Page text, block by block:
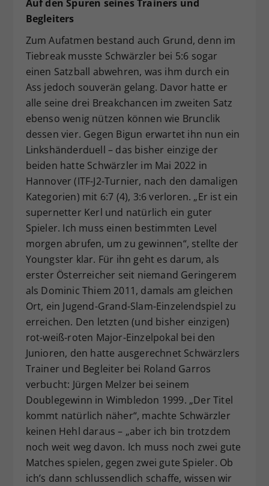
Auf den Spuren seines Trainers und
Begleiters
Zum Aufatmen bestand auch Grund, denn im
Tiebreak musste Schwärzler bei 5:6 sogar
einen Satzball abwehren, was ihm durch ein
Ass jedoch souverän gelang. Davor hatte er
alle seine drei Breakchancen im zweiten Satz
ebenso wenig nützen können wie Brunclik
dessen vier. Gegen Bigun erwartet ihn nun ein
Linkshänderduell – das bisher einzige der
beiden hatte Schwärzler im Mai 2022 in
Hannover (ITF-J2-Turnier, nach den damaligen
Kategorien) mit 6:7 (4), 3:6 verloren. „Er ist ein
supernetter Kerl und natürlich ein guter
Spieler. Ich muss einen bestimmten Level
morgen abrufen, um zu gewinnen“, stellte der
Youngster klar. Für ihn geht es darum, als
erster Österreicher seit niemand Geringerem
als Dominic Thiem 2011, damals am gleichen
Ort, ein Jugend-Grand-Slam-Einzelendspiel zu
erreichen. Den letzten (und bisher einzigen)
rot-weiß-roten Major-Einzelpokal bei den
Junioren, den hatte ausgerechnet Schwärzlers
Trainer und Begleiter bei Roland Garros
verbucht: Jürgen Melzer bei seinem
Doublegewinn in Wimbledon 1999. „Der Titel
kommt natürlich näher“, machte Schwärzler
keinen Hehl daraus – „aber ich bin trotzdem
noch weit weg davon. Ich muss noch zwei gute
Matches spielen, gegen zwei gute Spieler. Ob
ich’s dann schlussendlich schaffe, wissen wir